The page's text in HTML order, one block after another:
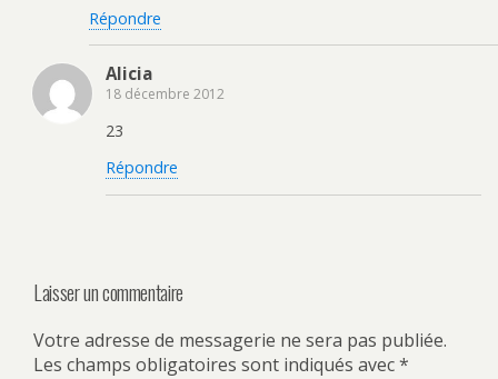
Répondre
Alicia
18 décembre 2012
23
Répondre
Laisser un commentaire
Votre adresse de messagerie ne sera pas publiée.
Les champs obligatoires sont indiqués avec*